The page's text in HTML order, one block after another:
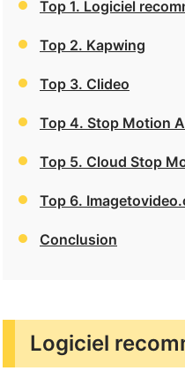
Top 1. Logiciel
Top 2. Kapwing
Top 3. Clideo
Top 4. Stop Motion
Top 5. Cloud Stop
Top 6.
Conclusion
Logiciel